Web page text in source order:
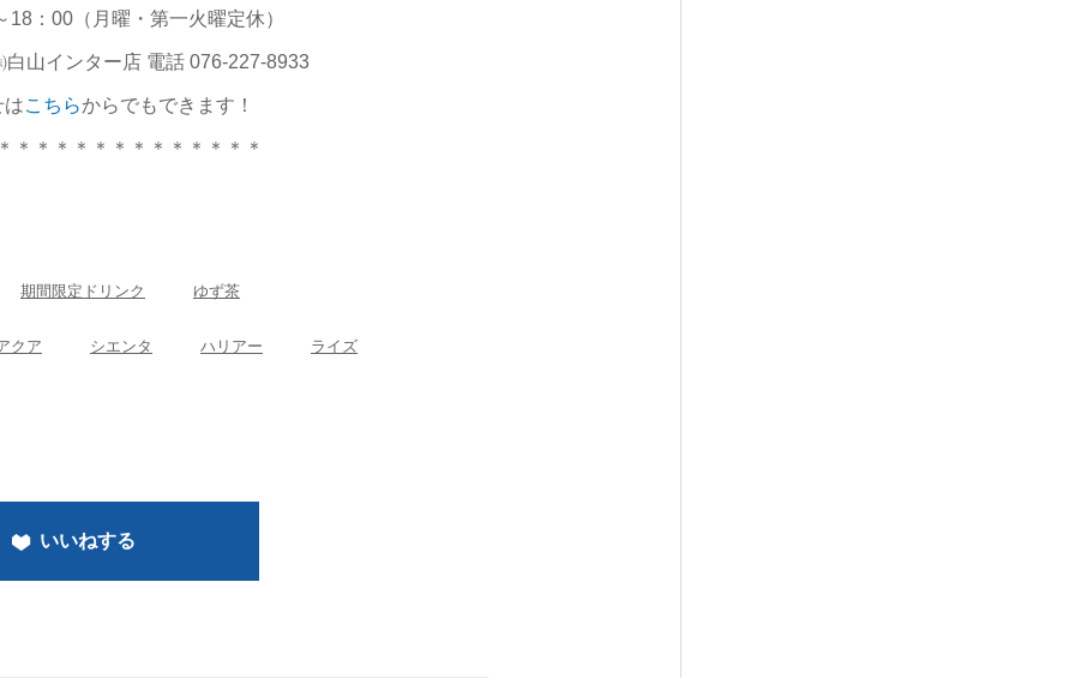
18：00（月曜・第一火曜定休）
山インター店 電話 076-227-8933
はこちらからでもできます！
＊＊＊＊＊＊＊＊＊＊＊＊＊
期間限定ドリンク ゆず茶
クア シエンタ ハリアー ライズ
いいねする